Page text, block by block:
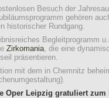
Besuch der
gehören
historischer Rundgang.
Begleitprogramm
Zirkomania , die eine
präsentieren.
mit dem in Chemnitz
Oper Leipzig gratuliert